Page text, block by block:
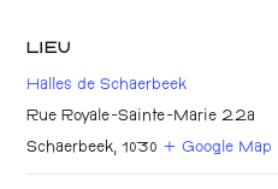
LIEU
Halles de Schaerbeek
Rue Royale-Sainte-Marie 22a
Schaerbeek, 1030 + Google Map